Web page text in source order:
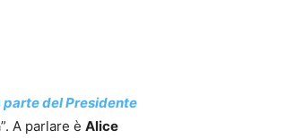
parte del Presidente
A parlare è Alice